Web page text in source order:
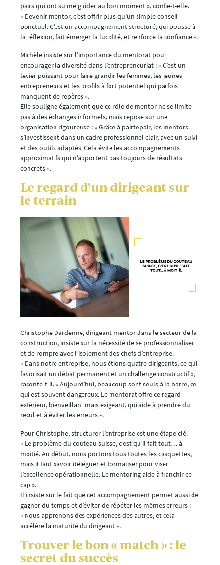
pairs qui ont su me guider au bon moment », confie-t-elle.
« Devenir mentor, c’est offrir plus qu’un simple conseil
ponctuel. C’est un accompagnement structuré, qui pousse à
la réflexion, fait émerger la lucidité, et renforce la confiance ».
Michèle insiste sur l’importance du mentorat pour
encourager la diversité dans l’entrepreneuriat : « C’est un
levier puissant pour faire grandir les femmes, les jeunes
entrepreneurs et les profils à fort potentiel qui parfois
manquent de repères ».
Elle souligne également que ce rôle de mentor ne se limite
pas à des échanges informels, mais repose sur une
organisation rigoureuse : « Grâce à pairtopair, les mentors
s’investissent dans un cadre professionnel clair, avec un suivi
et des outils adaptés. Cela évite les accompagnements
approximatifs qui n’apportent pas toujours de résultats
concrets ».
Le regard d’un dirigeant sur
le terrain
Christophe Dardenne, dirigeant mentor dans le secteur de la
construction, insiste sur la nécessité de se professionnaliser
et de rompre avec l’isolement des chefs d’entreprise.
« Dans notre entreprise, nous étions quatre dirigeants, ce qui
favorisait un débat permanent et un challenge constructif »,
raconte-t-il. « Aujourd’hui, beaucoup sont seuls à la barre, ce
qui est souvent dangereux. Le mentorat offre ce regard
extérieur, bienveillant mais exigeant, qui aide à prendre du
recul et à éviter les erreurs ».
Pour Christophe, structurer l’entreprise est une étape clé.
« Le problème du couteau suisse, c’est qu’il fait tout… à
moitié. Au début, nous portons tous toutes les casquettes,
mais il faut savoir déléguer et formaliser pour viser
l’excellence opérationnelle. Le mentoring aide à franchir ce
cap ».
Il insiste sur le fait que cet accompagnement permet aussi de
gagner du temps et d’éviter de répéter les mêmes erreurs :
« Nous apprenons des expériences des autres, et cela
accélère la maturité du dirigeant ».
Trouver le bon « match » : le
secret du succès